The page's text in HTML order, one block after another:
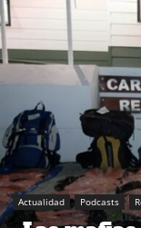
Actualidad Podcasts